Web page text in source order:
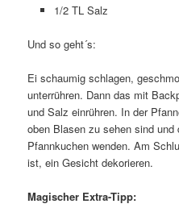
1/2 TL Salz
Und so geht´s:
Ei schaumig schlagen,
unterrühren. Dann das mit
und Salz einrühren. In der
oben Blasen zu sehen sind
Pfannkuchen wenden. Am
ist, ein Gesicht dekorieren.
Magischer Extra-Tipp: